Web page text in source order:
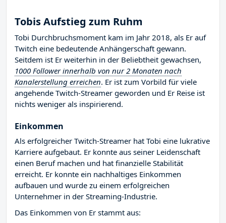
Tobis Aufstieg zum Ruhm
Tobi Durchbruchsmoment kam im Jahr 2018, als Er auf
Twitch eine bedeutende Anhängerschaft gewann.
Seitdem ist Er weiterhin in der Beliebtheit gewachsen,
1000 Follower innerhalb von nur 2 Monaten nach
Kanalerstellung erreichen. Er ist zum Vorbild für viele
angehende Twitch-Streamer geworden und Er Reise ist
nichts weniger als inspirierend.
Einkommen
Als erfolgreicher Twitch-Streamer hat Tobi eine lukrative
Karriere aufgebaut. Er konnte aus seiner Leidenschaft
einen Beruf machen und hat finanzielle Stabilität
erreicht. Er konnte ein nachhaltiges Einkommen
aufbauen und wurde zu einem erfolgreichen
Unternehmer in der Streaming-Industrie.
Das Einkommen von Er stammt aus: